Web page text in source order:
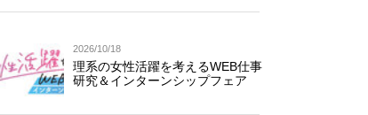
2026/10/18
理系の女性活躍を考えるWEB仕事
研究＆インターンシップフェア